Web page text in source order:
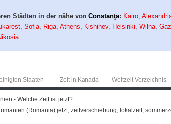
Städten in der nähe vonConstanţa: Kairo,
,Sofia, Riga,Athens, Kishinev, Helsinki,Wilna,
Staaten Zeit in Kanada Weltzeit Verzeichnis
- Welche Zeit ist jetzt?
(Romania) jetzt, zeitverschiebung, lokalzeit,